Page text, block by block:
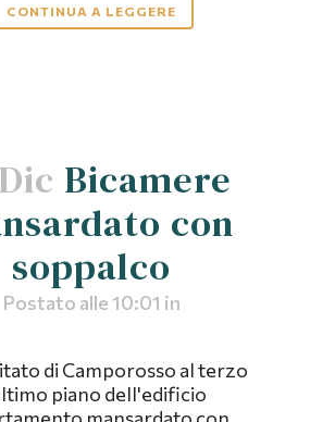
CONTINUA A LEGGERE
Bicamere
con
soppalco
Postato alle 10:01 in
di Camporosso al terzo
piano dell'edificio